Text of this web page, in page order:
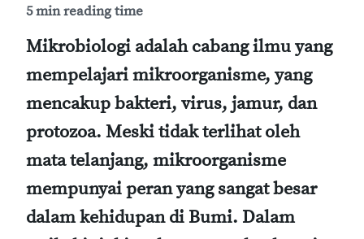
5 min reading time
Mikrobiologi adalah cabang ilmu yang
mempelajari mikroorganisme, yang
mencakup bakteri, virus, jamur, dan
protozoa. Meski tidak terlihat oleh
mata telanjang, mikroorganisme
mempunyai peran yang sangat besar
dalam kehidupan di Bumi. Dalam